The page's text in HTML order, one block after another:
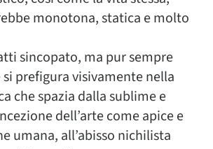
monotona, statica e molto
sincopato, ma pur sempre
prefigura visivamente nella
che spazia dalla sublime e
dell’arte come apice e
umana, all’abisso nichilista